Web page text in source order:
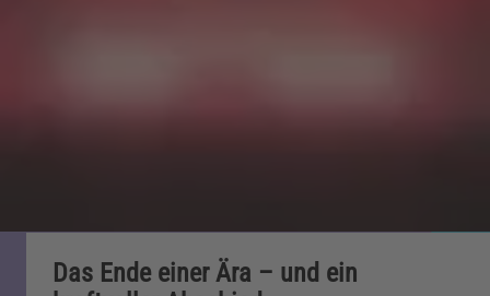
Das Ende einer Ära – und ein